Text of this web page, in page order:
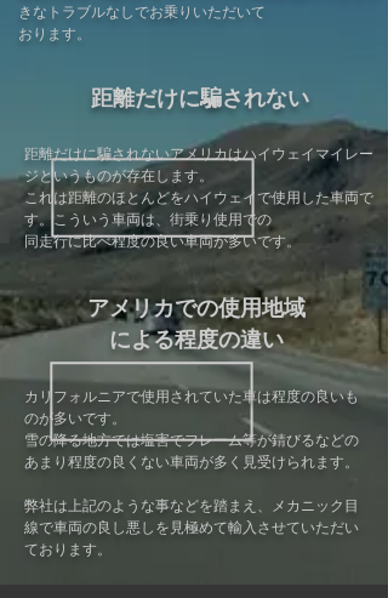
きなトラブルなしでお乗りいただいて
おります。
距離だけに騙されない
距離だけに騙されないアメリカはハイウェイマイレー
ジというものが存在します。
これは距離のほとんどをハイウェイで使用した車両で
す。こういう車両は、街乗り使用での
同走行に比べ程度の良い車両が多いです。
アメリカでの使用地域
による程度の違い
カリフォルニアで使用されていた車は程度の良いも
のが多いです。
雪の降る地方では塩害でフレーム等が錆びるなどの
あまり程度の良くない車両が多く見受けられます。
弊社は上記のような事などを踏まえ、メカニック目
線で車両の良し悪しを見極めて輸入させていただい
ております。